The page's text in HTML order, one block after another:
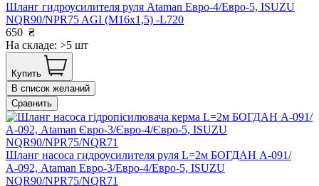
Шланг гидроусилителя руля Ataman Евро-4/Евро-5, ISUZU
NQR90/NPR75 AGI (M16x1,5) -L720
650 ₴
На складе: >5 шт
Купить
В список желаний
Сравнить
Шланг насоса гидроусилителя руля L=2м БОГДАН А-091/
А-092, Ataman Евро-3/Евро-4/Евро-5, ISUZU
NQR90/NPR75/NQR71